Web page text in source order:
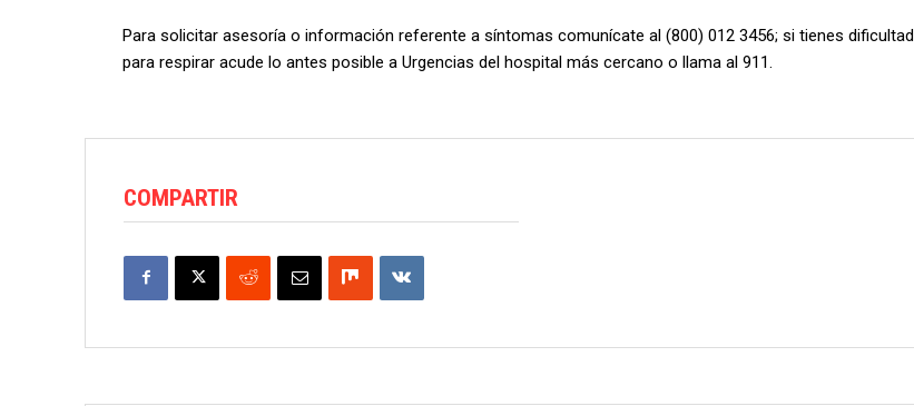
Para solicitar asesoría o información referente a síntomas comunícate al (800) 012 3456; si tienes dificultad
para respirar acude lo antes posible a Urgencias del hospital más cercano o llama al 911.
COMPARTIR